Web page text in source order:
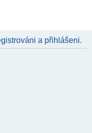
a přihlášeni.